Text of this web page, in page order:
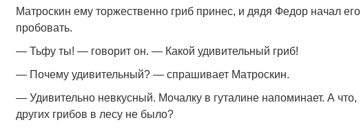
Матроскин ему торжественно гриб принес, и дядя Федор начал его
пробовать.
— Тьфу ты! — говорит он. — Какой удивительный гриб!
— Почему удивительный? — спрашивает Матроскин.
— Удивительно невкусный. Мочалку в гуталине напоминает. А что,
других грибов в лесу не было?